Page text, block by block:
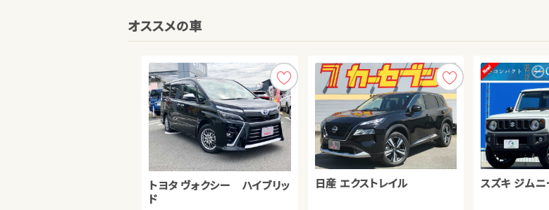
オススメの車
トヨタ ヴォクシー ハイブリッ
ド
日産 エクストレイル スズキ ジムニ
トヨタ アルファード スズキ ジムニー ダイハツ ムー
スズキ ワゴンＲ トヨタ ルーミー トヨタ ヴェル
トヨタ ルーミー スズキ スイフ